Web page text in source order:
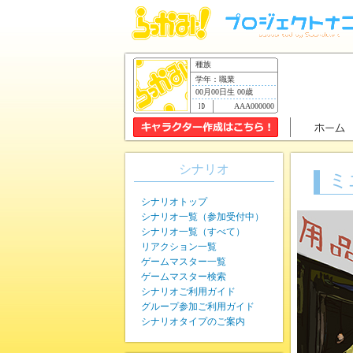
種族
学年：職業
00月00日生 00歳
AAA000000
シナリオ
シナリオトップ
シナリオ一覧（参加受付中）
シナリオ一覧（すべて）
リアクション一覧
ゲームマスター一覧
ゲームマスター検索
シナリオご利用ガイド
グループ参加ご利用ガイド
シナリオタイプのご案内